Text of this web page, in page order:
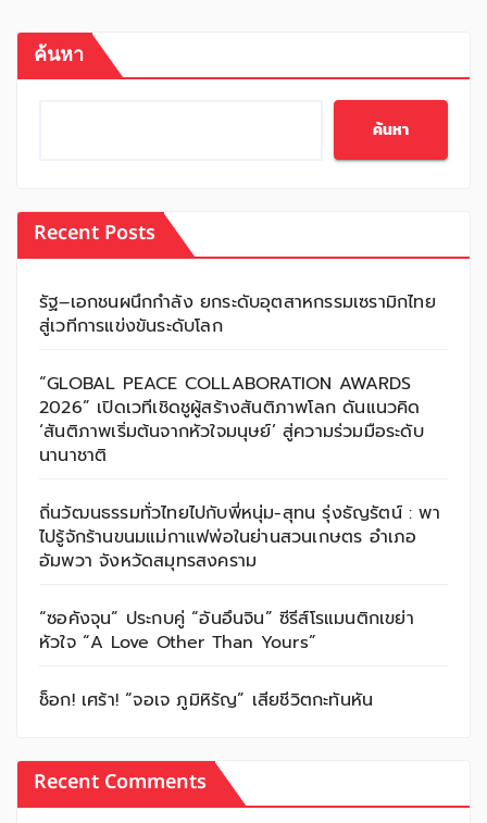
ค้นหา
ค้นหา
Recent Posts
รัฐ–เอกชนผนึกกำลัง ยกระดับอุตสาหกรรมเซรามิกไทย
สู่เวทีการแข่งขันระดับโลก
“GLOBAL PEACE COLLABORATION AWARDS
2026” เปิดเวทีเชิดชูผู้สร้างสันติภาพโลก ดันแนวคิด
‘สันติภาพเริ่มต้นจากหัวใจมนุษย์’ สู่ความร่วมมือระดับ
นานาชาติ
ถิ่นวัฒนธรรมทั่วไทยไปกับพี่หนุ่ม-สุทน รุ่งธัญรัตน์ : พา
ไปรู้จักร้านขนมแม่กาแฟพ่อในย่านสวนเกษตร อำเภอ
อัมพวา จังหวัดสมุทรสงคราม
“ซอคังจุน” ประกบคู่ “อันอึนจิน” ซีรีส์โรแมนติกเขย่า
หัวใจ “A Love Other Than Yours”
ช็อก! เศร้า! “จอเจ ภูมิหิรัญ” เสียชีวิตกะทันหัน
Recent Comments